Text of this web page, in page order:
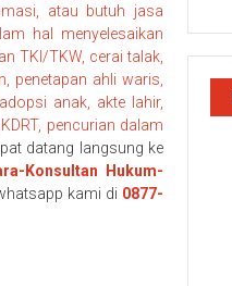
atau butuh jasa
hal menyelesaikan
TKI/TKW, cerai talak,
penetapan ahli waris,
anak, akte lahir,
pencurian dalam
datang langsung ke
Konsultan Hukum-
kami di 0877-